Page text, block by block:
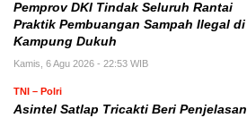
Pemprov DKI Tindak Seluruh Rantai
Praktik Pembuangan Sampah Ilegal di
Kampung Dukuh
Kamis, 6 Agu 2026 - 22:53 WIB
TNI – Polri
Asintel Satlap Tricakti Beri Penjelasan